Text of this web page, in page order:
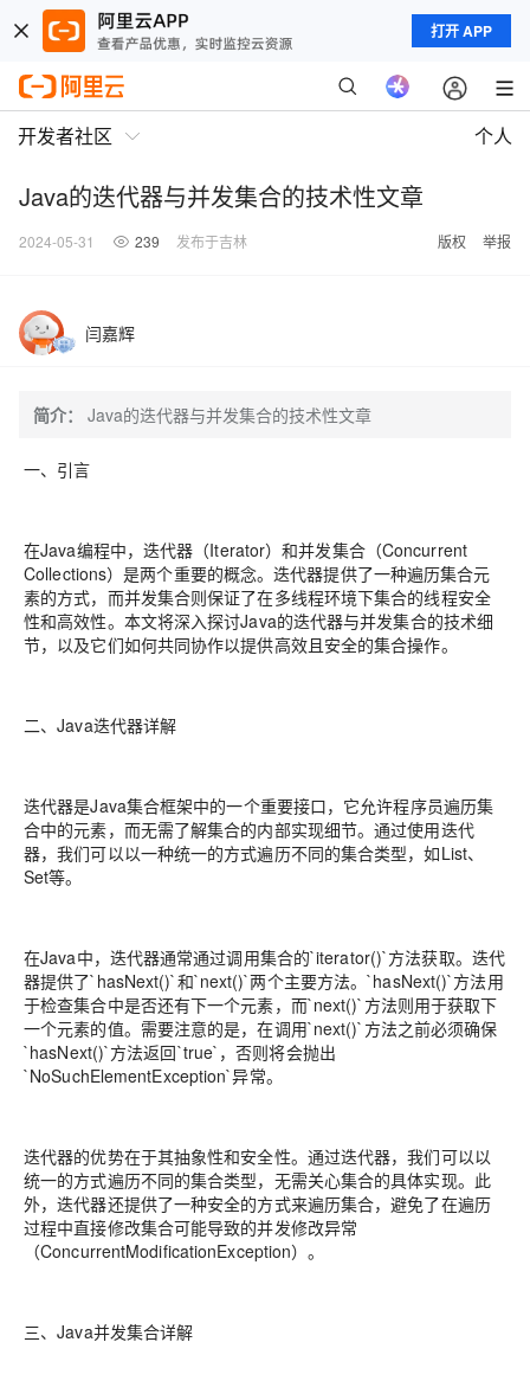
打开 APP
开发者社区 个人
Java的迭代器与并发集合的技术性文章
2024-05-31 239 发布于吉林 版权 举报
闫嘉辉
简介： Java的迭代器与并发集合的技术性文章
一、引言
在Java编程中，迭代器（Iterator）和并发集合（Concurrent
Collections）是两个重要的概念。迭代器提供了一种遍历集合元
素的方式，而并发集合则保证了在多线程环境下集合的线程安全
性和高效性。本文将深入探讨Java的迭代器与并发集合的技术细
节，以及它们如何共同协作以提供高效且安全的集合操作。
二、Java迭代器详解
迭代器是Java集合框架中的一个重要接口，它允许程序员遍历集
合中的元素，而无需了解集合的内部实现细节。通过使用迭代
器，我们可以以一种统一的方式遍历不同的集合类型，如List、
Set等。
在Java中，迭代器通常通过调用集合的`iterator()`方法获取。迭代
器提供了`hasNext()`和`next()`两个主要方法。`hasNext()`方法用
于检查集合中是否还有下一个元素，而`next()`方法则用于获取下
一个元素的值。需要注意的是，在调用`next()`方法之前必须确保
`hasNext()`方法返回`true`，否则将会抛出
`NoSuchElementException`异常。
迭代器的优势在于其抽象性和安全性。通过迭代器，我们可以以
统一的方式遍历不同的集合类型，无需关心集合的具体实现。此
外，迭代器还提供了一种安全的方式来遍历集合，避免了在遍历
过程中直接修改集合可能导致的并发修改异常
（ConcurrentModificationException）。
三、Java并发集合详解